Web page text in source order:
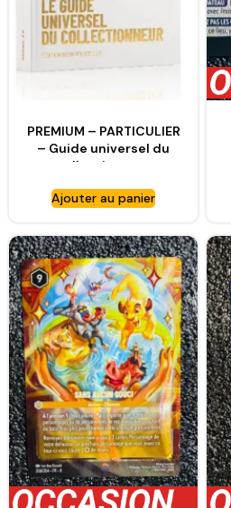
PREMIUM – PARTICULIER
– Guide universel du
collectionneur
Ajouter au panier